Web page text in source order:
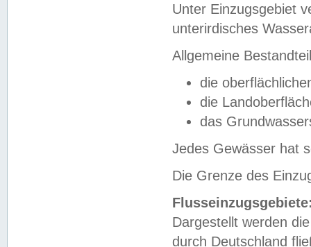
Unter Einzugsgebiet
unterirdisches
Allgemeine
die
die
das
Jedes Gewässer hat
Die Grenze des
Dargestellt werden
durch Deutschland